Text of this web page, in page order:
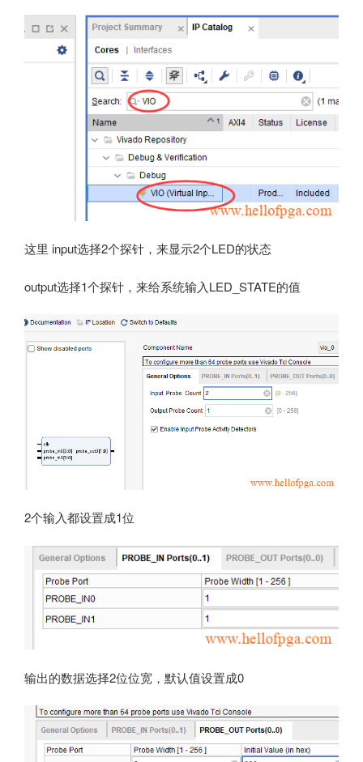
这里 input选择2个探针，来显示2个LED的状态
output选择1个探针，来给系统输入LED_STATE的值
2个输入都设置成1位
输出的数据选择2位位宽，默认值设置成0